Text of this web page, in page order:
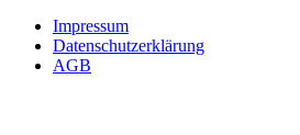
Impressum
Datenschutzerklärung
AGB